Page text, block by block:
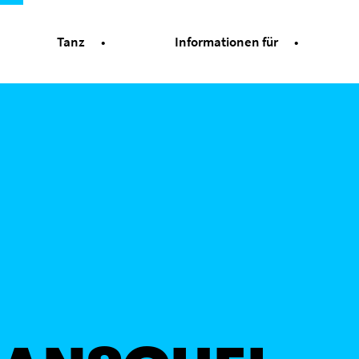
Tanz Informationen für